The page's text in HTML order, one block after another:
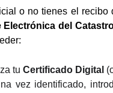
o no tienes el
Electrónica del
tuCertificado Digital
vez identificado,